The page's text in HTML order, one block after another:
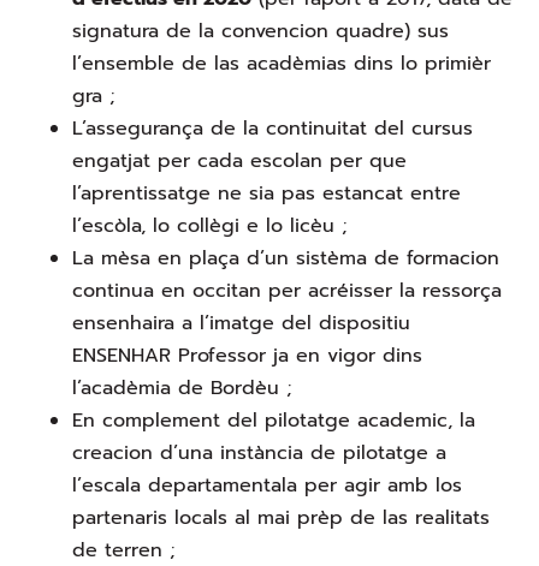
signatura de la convencion quadre) sus
l’ensemble de las acadèmias dins lo primièr
gra ;
L’assegurança de la continuitat del cursus
engatjat per cada escolan per que
l’aprentissatge ne sia pas estancat entre
l’escòla, lo collègi e lo licèu ;
La mèsa en plaça d’un sistèma de formacion
continua en occitan per acréisser la ressorça
ensenhaira a l’imatge del dispositiu
ENSENHAR Professor ja en vigor dins
l’acadèmia de Bordèu ;
En complement del pilotatge academic, la
creacion d’una instància de pilotatge a
l’escala departamentala per agir amb los
partenaris locals al mai prèp de las realitats
de terren ;